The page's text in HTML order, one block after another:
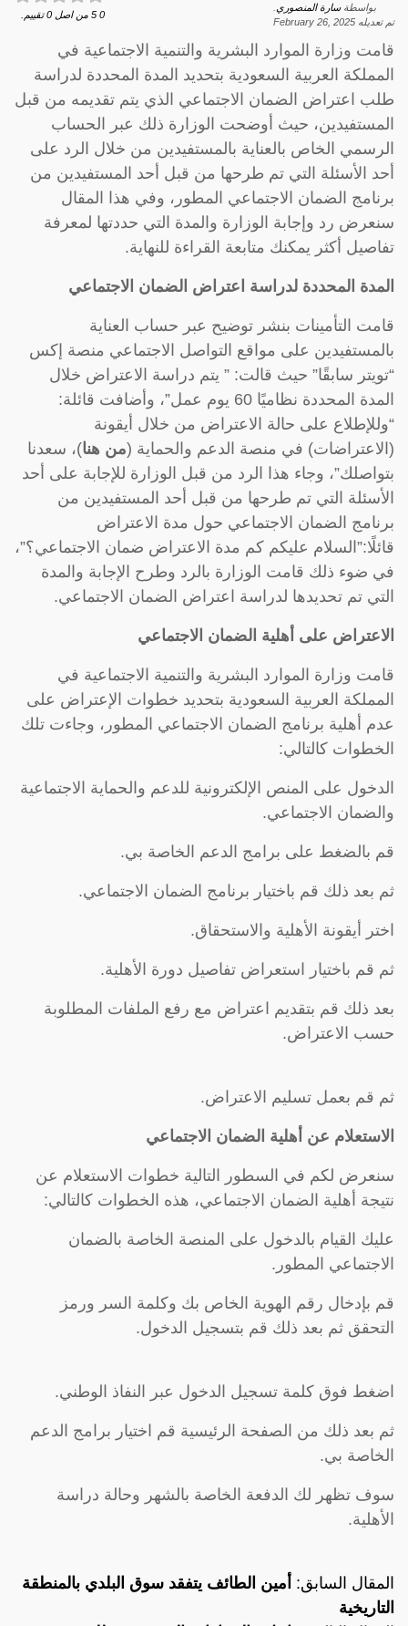
بواسطةسارة المنصوري
تم تعديله February 26, 2025
0
5 من اصل 0 تقييم.
قامت وزارة الموارد البشرية والتنمية الاجتماعية في
المملكة العربية السعودية بتحديد المدة المحددة لدراسة
طلب اعتراض الضمان الاجتماعي الذي يتم تقديمه من قبل
المستفيدين، حيث أوضحت الوزارة ذلك عبر الحساب
الرسمي الخاص بالعناية بالمستفيدين من خلال الرد على
أحد الأسئلة التي تم طرحها من قبل أحد المستفيدين من
برنامج الضمان الاجتماعي المطور، وفي هذا المقال
سنعرض رد وإجابة الوزارة والمدة التي حددتها لمعرفة
تفاصيل أكثر يمكنك متابعة القراءة للنهاية.
المدة المحددة لدراسة اعتراض الضمان الاجتماعي
قامت التأمينات بنشر توضيح عبر حساب العناية
بالمستفيدين على مواقع التواصل الاجتماعي منصة إكس
“تويتر سابقًا” حيث قالت: ” يتم دراسة الاعتراض خلال
المدة المحددة نظاميًا 60 يوم عمل”، وأضافت قائلة:
“وللإطلاع على حالة الاعتراض من خلال أيقونة
(الاعتراضات) في منصة الدعم والحماية (من هنا)، سعدنا
بتواصلك”، وجاء هذا الرد من قبل الوزارة للإجابة على أحد
الأسئلة التي تم طرحها من قبل أحد المستفيدين من
برنامج الضمان الاجتماعي حول مدة الاعتراض
قائلًا:”السلام عليكم كم مدة الاعتراض ضمان الاجتماعي؟”،
في ضوء ذلك قامت الوزارة بالرد وطرح الإجابة والمدة
التي تم تحديدها لدراسة اعتراض الضمان الاجتماعي.
الاعتراض على أهلية الضمان الاجتماعي
قامت وزارة الموارد البشرية والتنمية الاجتماعية في
المملكة العربية السعودية بتحديد خطوات الإعتراض على
عدم أهلية برنامج الضمان الاجتماعي المطور، وجاءت تلك
الخطوات كالتالي:
الدخول على المنص الإلكترونية للدعم والحماية الاجتماعية
والضمان الاجتماعي.
قم بالضغط على برامج الدعم الخاصة بي.
ثم بعد ذلك قم باختيار برنامج الضمان الاجتماعي.
اختر أيقونة الأهلية والاستحقاق.
ثم قم باختيار استعراض تفاصيل دورة الأهلية.
بعد ذلك قم بتقديم اعتراض مع رفع الملفات المطلوبة
حسب الاعتراض.
ثم قم بعمل تسليم الاعتراض.
الاستعلام عن أهلية الضمان الاجتماعي
سنعرض لكم في السطور التالية خطوات الاستعلام عن
نتيجة أهلية الضمان الاجتماعي، هذه الخطوات كالتالي:
عليك القيام بالدخول على المنصة الخاصة بالضمان
الاجتماعي المطور.
قم بإدخال رقم الهوية الخاص بك وكلمة السر ورمز
التحقق ثم بعد ذلك قم بتسجيل الدخول.
اضغط فوق كلمة تسجيل الدخول عبر النفاذ الوطني.
ثم بعد ذلك من الصفحة الرئيسية قم اختيار برامج الدعم
الخاصة بي.
سوف تظهر لك الدفعة الخاصة بالشهر وحالة دراسة
الأهلية.
المقال السابق: أمين الطائف يتفقد سوق البلدي بالمنطقة
التاريخية